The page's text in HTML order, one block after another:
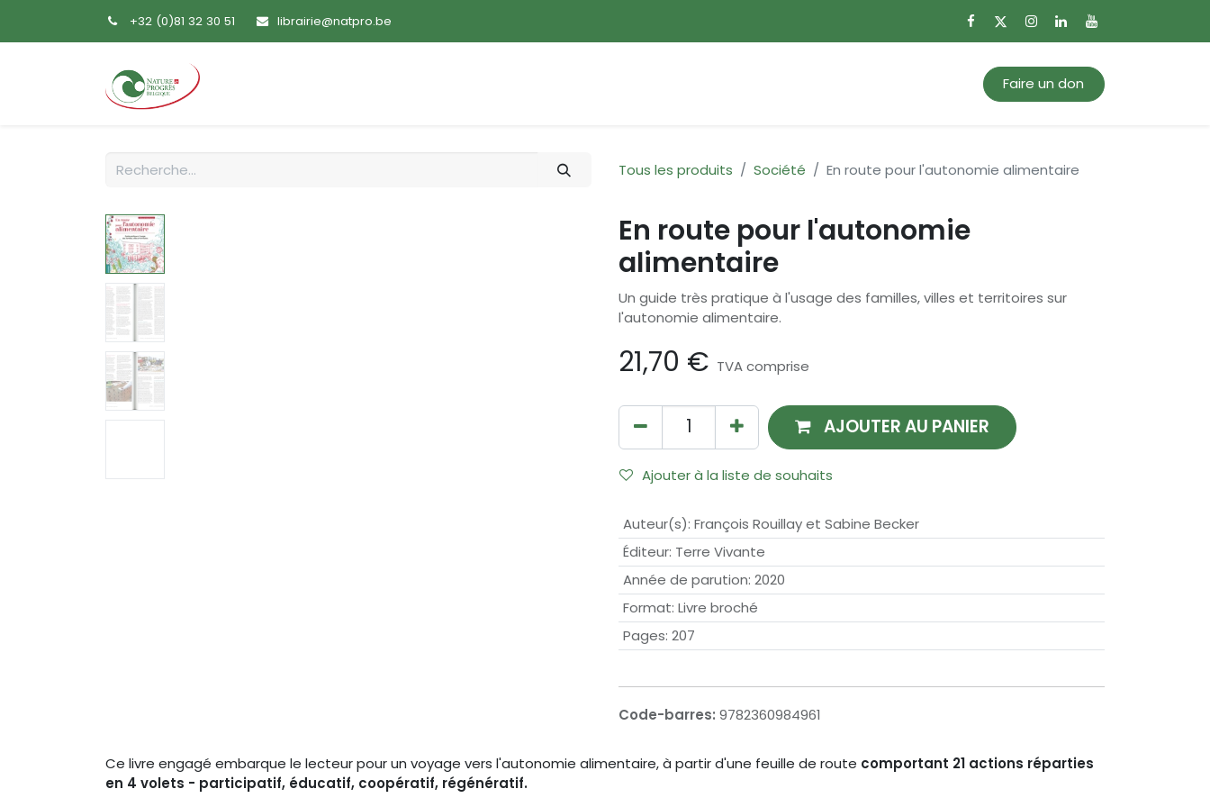
+32 (0)81 32 30 51 librairie@natpro.be
Faire un don
Tous les produits Société En route pour l'autonomie alimentaire
En route pour l'autonomie
alimentaire
Un guide très pratique à l'usage des familles, villes et territoires sur
l'autonomie alimentaire.
21,70 € TVA comprise
AJOUTER AU PANIER
Ajouter à la liste de souhaits
Auteur(s): François Rouillay et Sabine Becker
Éditeur: Terre Vivante
Année de parution: 2020
Format: Livre broché
Pages: 207
Code-barres: 9782360984961
Ce livre engagé embarque le lecteur pour un voyage vers l'autonomie alimentaire, à partir d'une feuille de route comportant 21 actions réparties
en 4 volets - participatif, éducatif, coopératif, régénératif.